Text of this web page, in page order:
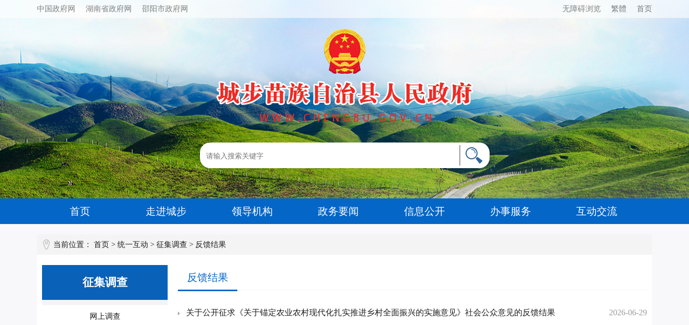
中国政府网 湖南省政府网 邵阳市政府网 首页
繁體
无障碍浏览
首页 走进城步 领导机构 政务要闻 信息公开 办事服务 互动交流
当前位置： 首页 > 统一互动 > 征集调查 > 反馈结果
征集调查
网上调查
反馈结果
2026-06-29
关于公开征求《关于锚定农业农村现代化扎实推进乡村全面振兴的实施意见》社会公众意见的反馈结果